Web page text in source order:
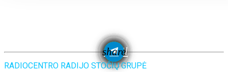
share
email
RADIOCENTRO RADIJO STOČIŲ GRUPĖ